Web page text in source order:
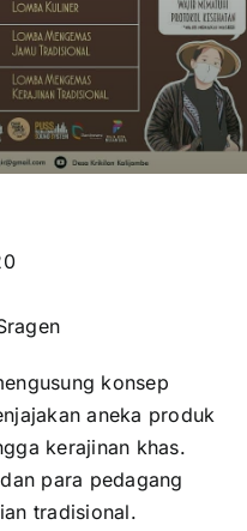
konsep
aneka produk
kerajinan khas.
para pedagang
tradisional.